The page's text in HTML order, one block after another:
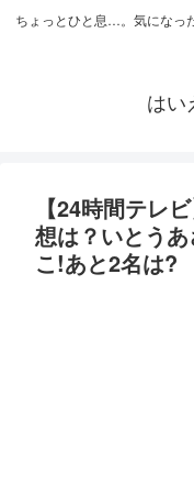
ちょっとひと息…。気になっ
はい
【24時間テレ
想は？いとう
こ!あと2名は?